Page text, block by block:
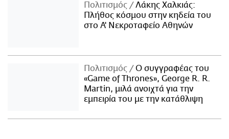
Πολιτισμός
Λάκης Χαλκιάς:
Πλήθος κόσμου στην κηδεία του
στο Α' Νεκροταφείο Αθηνών
Πολιτισμός
Ο συγγραφέας του
«Game of Thrones», George R. R.
Martin, μιλά ανοιχτά για την
εμπειρία του με την κατάθλιψη